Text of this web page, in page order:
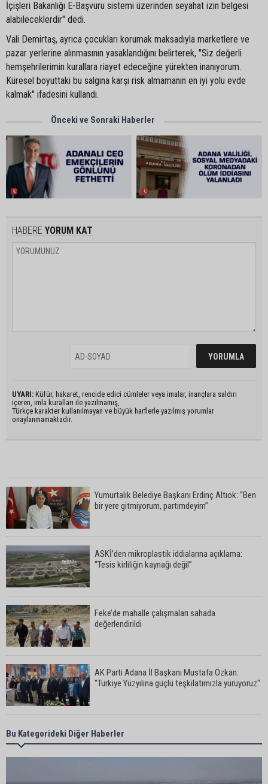
İçişleri Bakanlığı E-Başvuru sistemi üzerinden seyahat izin belgesi
alabileceklerdir" dedi.
Vali Demirtaş, ayrıca çocukları korumak maksadıyla marketlere ve
pazar yerlerine alınmasının yasaklandığını belirterek, "Siz değerli
hemşehrilerimin kurallara riayet edeceğine yürekten inanıyorum.
Küresel boyuttaki bu salgına karşı risk almamanın en iyi yolu evde
kalmak" ifadesini kullandı.
Önceki ve Sonraki Haberler
HABERE YORUM KAT
UYARI: Küfür, hakaret, rencide edici cümleler veya imalar, inançlara saldırı
içeren, imla kuralları ile yazılmamış,
Türkçe karakter kullanılmayan ve büyük harflerle yazılmış yorumlar
onaylanmamaktadır.
Yumurtalık Belediye Başkanı Erdinç Altıok: “Ben
bir yere gitmiyorum, partimdeyim”
ASKİ’den mikroplastik iddialarına açıklama:
“Tesis kirliliğin kaynağı değil”
Feke’de mahalle çalışmaları sahada
değerlendirildi
AK Parti Adana İl Başkanı Mustafa Özkan:
"Türkiye Yüzyılına güçlü teşkilatımızla yürüyoruz"
Kozan’da Yaz Konserleri Akdam’da şenliğe
dönüştü
Bu Kategorideki Diğer Haberler